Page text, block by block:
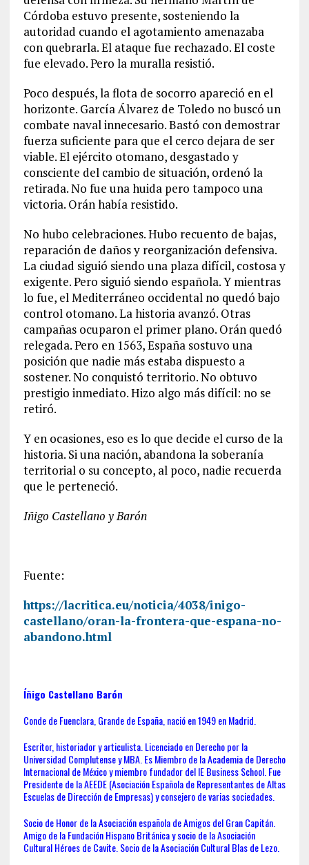
Córdoba estuvo presente, sosteniendo la
autoridad cuando el agotamiento amenazaba
con quebrarla. El ataque fue rechazado. El coste
fue elevado. Pero la muralla resistió.
Poco después, la flota de socorro apareció en el
horizonte. García Álvarez de Toledo no buscó un
combate naval innecesario. Bastó con demostrar
fuerza suficiente para que el cerco dejara de ser
viable. El ejército otomano, desgastado y
consciente del cambio de situación, ordenó la
retirada. No fue una huida pero tampoco una
victoria. Orán había resistido.
No hubo celebraciones. Hubo recuento de bajas,
reparación de daños y reorganización defensiva.
La ciudad siguió siendo una plaza difícil, costosa y
exigente. Pero siguió siendo española. Y mientras
lo fue, el Mediterráneo occidental no quedó bajo
control otomano. La historia avanzó. Otras
campañas ocuparon el primer plano. Orán quedó
relegada. Pero en 1563, España sostuvo una
posición que nadie más estaba dispuesto a
sostener. No conquistó territorio. No obtuvo
prestigio inmediato. Hizo algo más difícil: no se
retiró.
Y en ocasiones, eso es lo que decide el curso de la
historia. Si una nación, abandona la soberanía
territorial o su concepto, al poco, nadie recuerda
que le perteneció.
Iñigo Castellano y Barón
Fuente:
https://lacritica.eu/noticia/4038/inigo-
castellano/oran-la-frontera-que-espana-no-
abandono.html
Íñigo Castellano Barón
Conde de Fuenclara, Grande de España, nació en 1949 en Madrid.
Escritor, historiador y articulista. Licenciado en Derecho por la
Universidad Complutense y MBA. Es Miembro de la Academia de Derecho
Internacional de México y miembro fundador del IE Business School. Fue
Presidente de la AEEDE (Asociación Española de Representantes de Altas
Escuelas de Dirección de Empresas) y consejero de varias sociedades.
Socio de Honor de la Asociación española de Amigos del Gran Capitán.
Amigo de la Fundación Hispano Británica y socio de la Asociación
Cultural Héroes de Cavite. Socio de la Asociación Cultural Blas de Lezo.